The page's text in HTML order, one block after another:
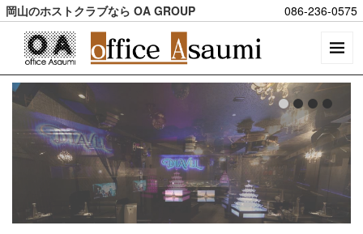
岡山のホストクラブなら OA GROUP 086-236-0575